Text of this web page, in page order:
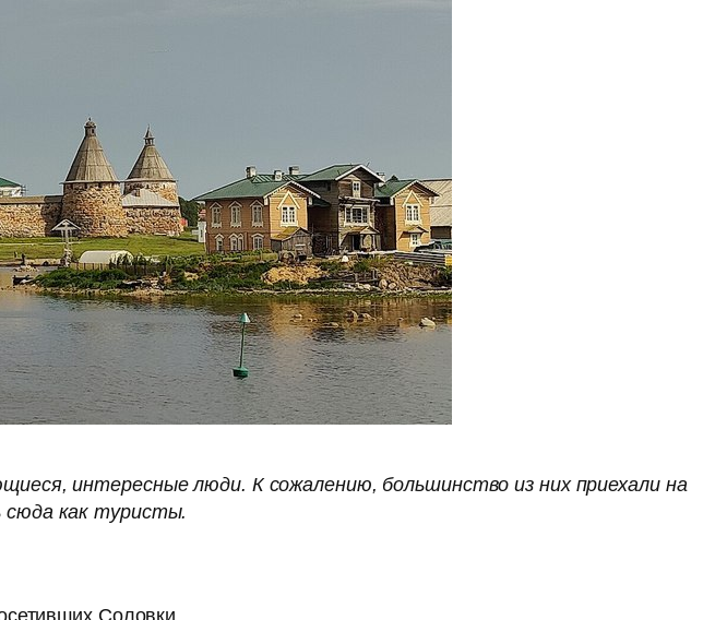
интересные люди. К сожалению, большинство из них приехали на
сюда как туристы.
Соловки.